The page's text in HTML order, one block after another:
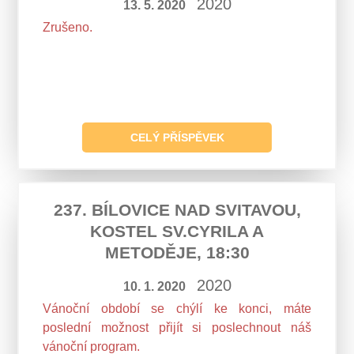
13. 5. 2020 2020
Zrušeno.
CELÝ PŘÍSPĚVEK
237. BÍLOVICE NAD SVITAVOU,
KOSTEL SV.CYRILA A
METODĚJE, 18:30
10. 1. 2020 2020
Vánoční období se chýlí ke konci, máte
poslední možnost přijít si poslechnout náš
vánoční program.